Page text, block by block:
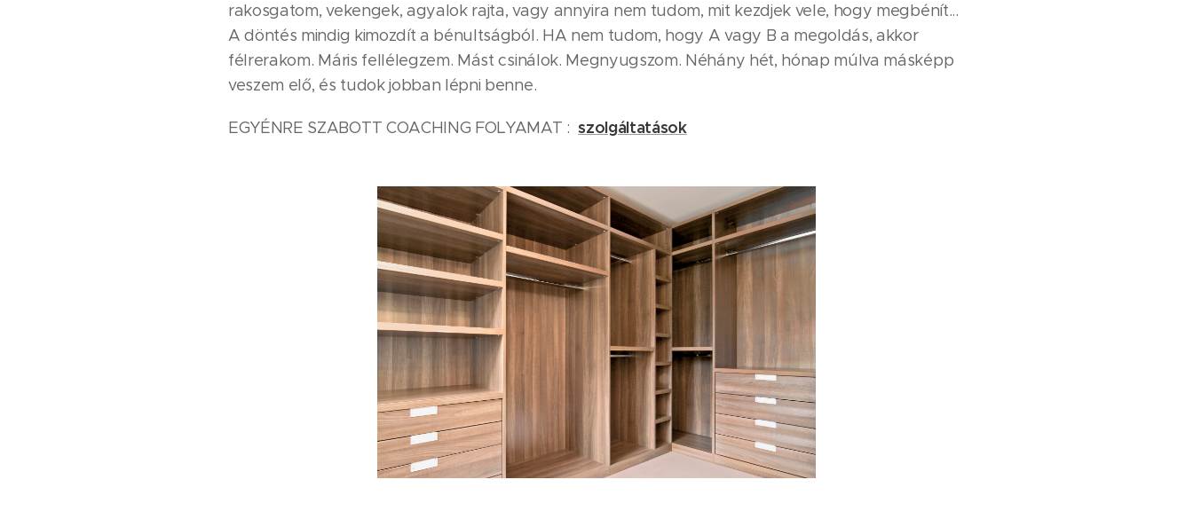
rakosgatom, vekengek, agyalok rajta, vagy annyira nem tudom, mit kezdjek vele, hogy megbénít...
A döntés mindig kimozdít a bénultságból. HA nem tudom, hogy A vagy B a megoldás, akkor
félrerakom. Máris fellélegzem. Mást csinálok. Megnyugszom. Néhány hét, hónap múlva másképp
veszem elő, és tudok jobban lépni benne.
EGYÉNRE SZABOTT COACHING FOLYAMAT :szolgáltatások